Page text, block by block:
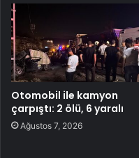
Otomobil ile kamyon
çarpıştı: 2 ölü, 6 yaralı
Ağustos 7, 2026